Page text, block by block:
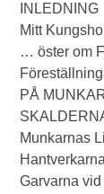
INLEDNING
Mitt
… öster om
PÅ
Munkarnas
Garvarna